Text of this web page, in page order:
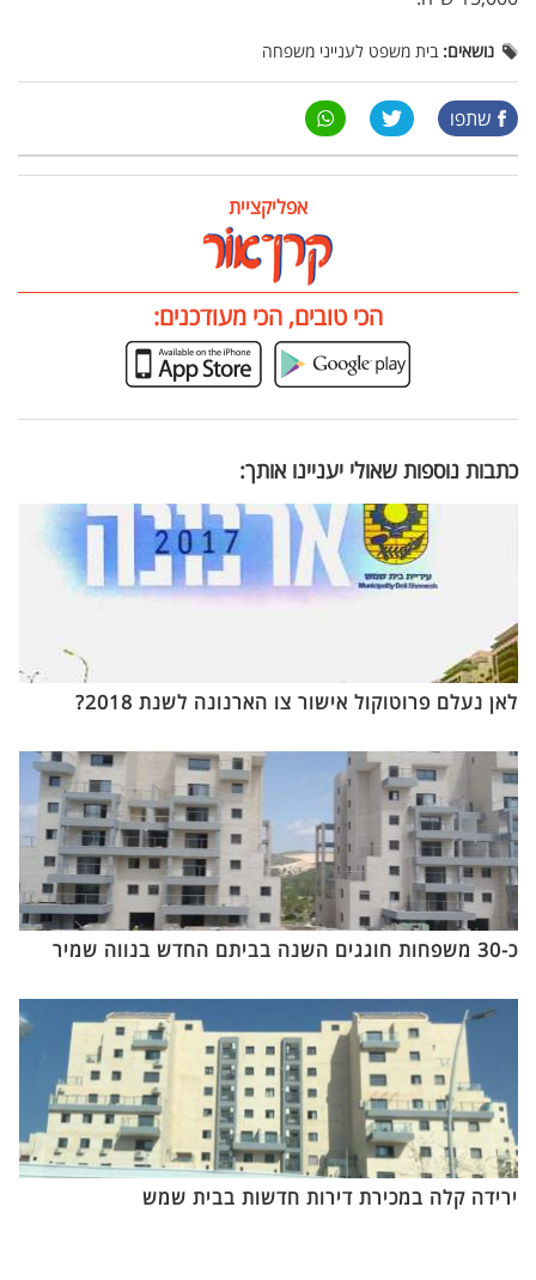
נושאים: בית משפט לענייני משפחה
שתפו
אפליקציית
הכי טובים, הכי מעודכנים:
כתבות נוספות שאולי יעניינו אותך:
לאן נעלם פרוטוקול אישור צו הארנונה לשנת 2018?
כ-30 משפחות חוגגים השנה בביתם החדש בנווה שמיר
ירידה קלה במכירת דירות חדשות בבית שמש